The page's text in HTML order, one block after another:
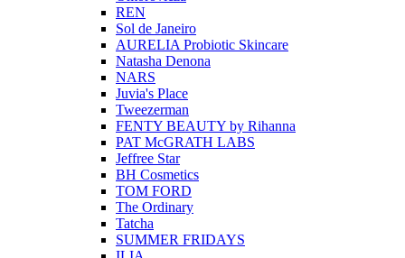
REN
Sol de Janeiro
AURELIA Probiotic Skincare
Natasha Denona
NARS
Juvia's Place
Tweezerman
FENTY BEAUTY by Rihanna
PAT McGRATH LABS
Jeffree Star
BH Cosmetics
TOM FORD
The Ordinary
Tatcha
SUMMER FRIDAYS